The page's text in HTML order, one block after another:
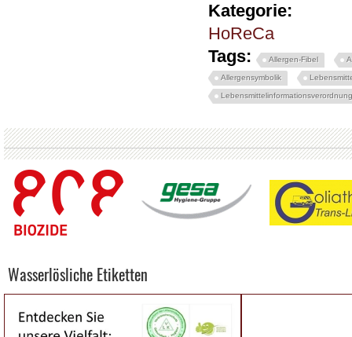
Kategorie:
HoReCa
Tags:
Allergen-Fibel
Allergensymbolik
Lebensmittelinformationsverordnung
Wasserlösliche Etiketten